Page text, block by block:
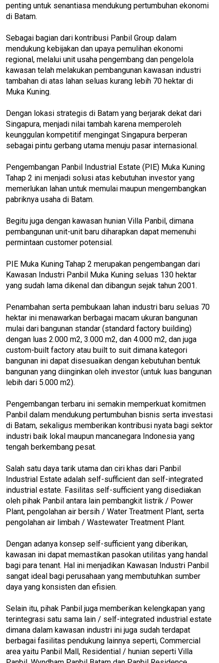
penting untuk senantiasa mendukung pertumbuhan ekonomi
di Batam.
Sebagai bagian dari kontribusi Panbil Group dalam
mendukung kebijakan dan upaya pemulihan ekonomi
regional, melalui unit usaha pengembang dan pengelola
kawasan telah melakukan pembangunan kawasan industri
tambahan di atas lahan seluas kurang lebih 70 hektar di
Muka Kuning.
Dengan lokasi strategis di Batam yang berjarak dekat dari
Singapura, menjadi nilai tambah karena memperoleh
keunggulan kompetitif mengingat Singapura berperan
sebagai pintu gerbang utama menuju pasar internasional.
Pengembangan Panbil Industrial Estate (PIE) Muka Kuning
Tahap 2 ini menjadi solusi atas kebutuhan investor yang
memerlukan lahan untuk memulai maupun mengembangkan
pabriknya usaha di Batam.
Begitu juga dengan kawasan hunian Villa Panbil, dimana
pembangunan unit-unit baru diharapkan dapat memenuhi
permintaan customer potensial.
PIE Muka Kuning Tahap 2 merupakan pengembangan dari
Kawasan Industri Panbil Muka Kuning seluas 130 hektar
yang sudah lama dikenal dan dibangun sejak tahun 2001.
Penambahan serta pembukaan lahan industri baru seluas 70
hektar ini menawarkan berbagai macam ukuran bangunan
mulai dari bangunan standar (standard factory building)
dengan luas 2.000 m2, 3.000 m2, dan 4.000 m2, dan juga
custom-built factory atau built to suit dimana kategori
bangunan ini dapat disesuaikan dengan kebutuhan bentuk
bangunan yang diinginkan oleh investor (untuk luas bangunan
lebih dari 5.000 m2).
Pengembangan terbaru ini semakin memperkuat komitmen
Panbil dalam mendukung pertumbuhan bisnis serta investasi
di Batam, sekaligus memberikan kontribusi nyata bagi sektor
industri baik lokal maupun mancanegara Indonesia yang
tengah berkembang pesat.
Salah satu daya tarik utama dan ciri khas dari Panbil
Industrial Estate adalah self-sufficient dan self-integrated
industrial estate. Fasilitas self-sufficient yang disediakan
oleh pihak Panbil antara lain pembangkit listrik / Power
Plant, pengolahan air bersih / Water Treatment Plant, serta
pengolahan air limbah / Wastewater Treatment Plant.
Dengan adanya konsep self-sufficient yang diberikan,
kawasan ini dapat memastikan pasokan utilitas yang handal
bagi para tenant. Hal ini menjadikan Kawasan Industri Panbil
sangat ideal bagi perusahaan yang membutuhkan sumber
daya yang konsisten dan efisien.
Selain itu, pihak Panbil juga memberikan kelengkapan yang
terintegrasi satu sama lain / self-integrated industrial estate
dimana dalam kawasan industri ini juga sudah terdapat
berbagai fasilitas pendukung lainnya seperti, Commercial
area yaitu Panbil Mall, Residential / hunian seperti Villa